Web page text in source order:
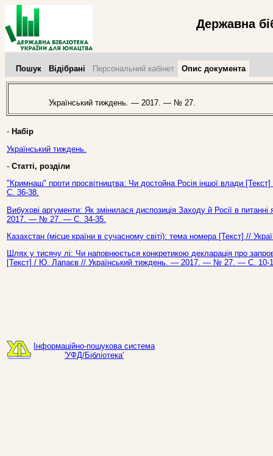
Державна
Пошук Відібрані Персональний кабінет Опис документа
Український тиждень. — 2017. — № 27.
- Набір
Український тиждень.
- Статті, розділи
"Кримнаш" проти просвітництва: Чи достойна Росія іншої влади
С. 36-38.
Вибухові аргументи: Як змінилася диспозиція Заходу й Росії в
2017. — № 27. — С. 34-35.
Казахстан (місце країни в сучасному світі): тема номера [Текст] //
Шлях у тисячу лі: Чи наповнюється конкретикою декларація про
[Текст] / Ю. Лапаєв // Український тиждень. — 2017. — № 27. — С. 10-
Інформаційно-пошукова система
'УФД/Бібліотека'